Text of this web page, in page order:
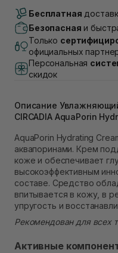
В наличии
Самовывоз г. Луцк,
Самовывоз г.
1В (Duck's Lake)
Самовывоз г.
В наличии
Самовывоз Ровно
В наличии
Самовывоз г.
Экватор)
В наличии
Бесплатная
Безопасная и
Только
официальных
Персональная
скидок
Описание
CIRCADIA AquaPorin
AquaPorin Hydrating
аквапоринами. Крем
коже и обеспечивает
высокоэффективным
составе. Средство
впитывается в кожу, в
упругость и
Рекомендован для всех
Активные